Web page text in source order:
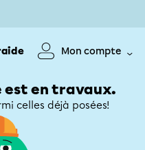
Mon compte
est en travaux.
celles déjà posées!